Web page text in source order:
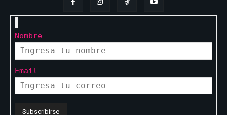
Nombre
Email